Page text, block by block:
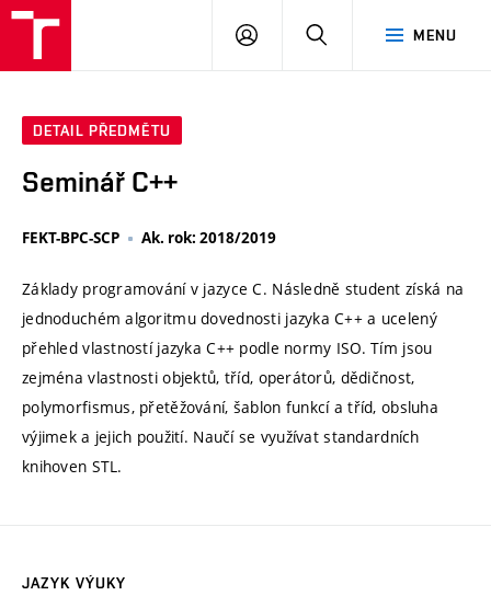
MENU
PŘIHLÁSIT
DETAIL PŘEDMĚTU
Seminář C++
FEKT-BPC-SCP Ak. rok: 2018/2019
Základy programování v jazyce C. Následně student získá na
jednoduchém algoritmu dovednosti jazyka C++ a ucelený
přehled vlastností jazyka C++ podle normy ISO. Tím jsou
zejména vlastnosti objektů, tříd, operátorů, dědičnost,
polymorfismus, přetěžování, šablon funkcí a tříd, obsluha
výjimek a jejich použití. Naučí se využívat standardních
knihoven STL.
JAZYK VÝUKY